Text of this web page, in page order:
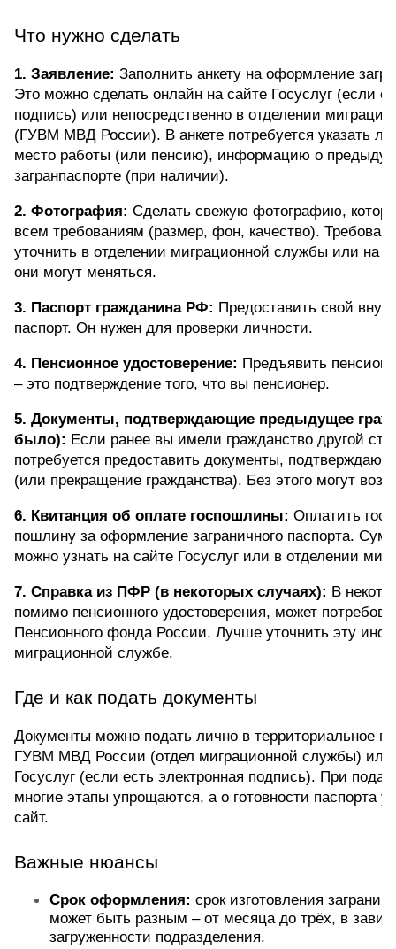
Что нужно сделать
1. Заявление: Заполнить анкету на оформление
Это можно сделать онлайн на сайте Госуслуг (если
подпись) или непосредственно в отделении
(ГУВМ МВД России). В анкете потребуется указать
место работы (или пенсию), информацию о
загранпаспорте (при наличии).
2. Фотография: Сделать свежую фотографию,
всем требованиям (размер, фон, качество).
уточнить в отделении миграционной службы или на
они могут меняться.
3. Паспорт гражданина РФ: Предоставить свой
паспорт. Он нужен для проверки личности.
4. Пенсионное удостоверение: Предъявить
– это подтверждение того, что вы пенсионер.
5. Документы, подтверждающие предыдущее
было): Если ранее вы имели гражданство другой
потребуется предоставить документы,
(или прекращение гражданства). Без этого могут
6. Квитанция об оплате госпошлины: Оплатить
пошлину за оформление заграничного паспорта.
можно узнать на сайте Госуслуг или в отделении
7. Справка из ПФР (в некоторых случаях): В
помимо пенсионного удостоверения, может
Пенсионного фонда России. Лучше уточнить эту
миграционной службе.
Где и как подать документы
Документы можно подать лично в территориальное
ГУВМ МВД России (отдел миграционной службы) или
Госуслуг (если есть электронная подпись). При
многие этапы упрощаются, а о готовности паспорта
сайт.
Важные нюансы
Срок оформления: срок изготовления
может быть разным – от месяца до трёх, в
загруженности подразделения.